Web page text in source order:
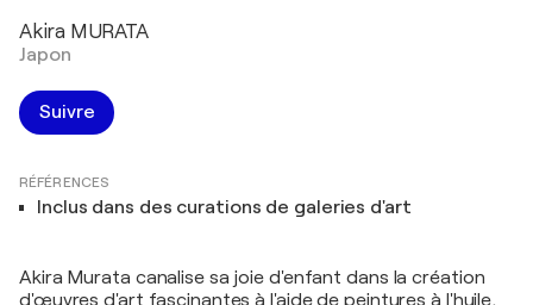
Akira MURATA
Japon
Suivre
RÉFÉRENCES
Inclus dans des curations de galeries d'art
Akira Murata canalise sa joie d'enfant dans la création